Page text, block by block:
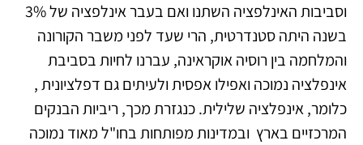
וסביבות האינלפציה השתנו ואם בעבר אינלפציה של 3%
בשנה היתה סטנדרטית, הרי שעד לפני משבר הקורונה
והמלחמה בין רוסיה אוקראינה, עברנו לחיות בסביבת
אינפלציה נמוכה ואפילו אפסית ולעיתים גם דפלציונית ,
כלומר, אינפלציה שלילית. כנגזרת מכך, ריביות הבנקים
המרכזיים בארץ ובמדינות מפותחות בחו"ל מאוד נמוכה